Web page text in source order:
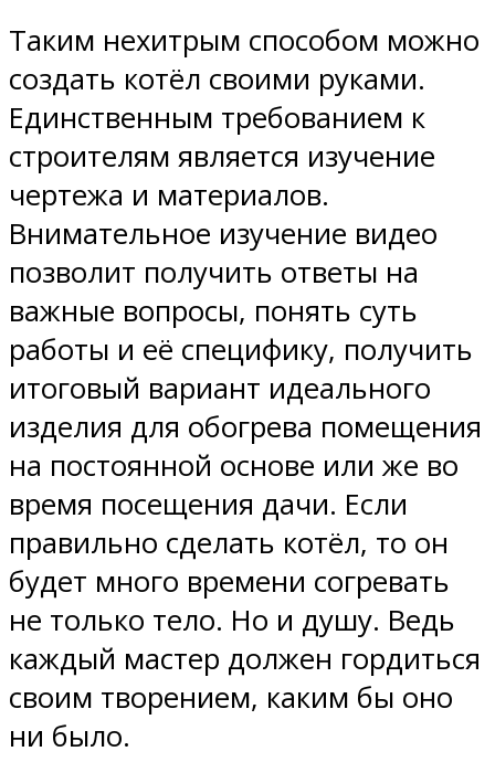
Таким нехитрым способом можно
создать котёл своими руками.
Единственным требованием к
строителям является изучение
чертежа и материалов.
Внимательное изучение видео
позволит получить ответы на
важные вопросы, понять суть
работы и её специфику, получить
итоговый вариант идеального
изделия для обогрева помещения
на постоянной основе или же во
время посещения дачи. Если
правильно сделать котёл, то он
будет много времени согревать
не только тело. Но и душу. Ведь
каждый мастер должен гордиться
своим творением, каким бы оно
ни было.